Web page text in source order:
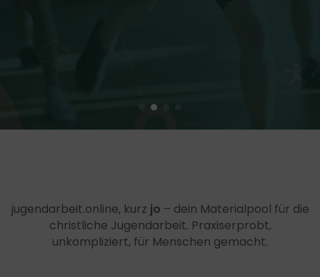
jugendarbeit.online, kurz jo – dein Materialpool für die
christliche Jugendarbeit. Praxiserprobt,
unkompliziert, für Menschen gemacht.